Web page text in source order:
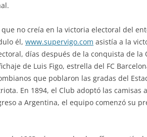
no creía en la victoria electoral del
él, www.supervigo.com asistía a la
días después de la conquista de la
de Luis Figo, estrella del FC
que poblaron las gradas del
En 1894, el Club adoptó las
a Argentina, el equipo comenzó su